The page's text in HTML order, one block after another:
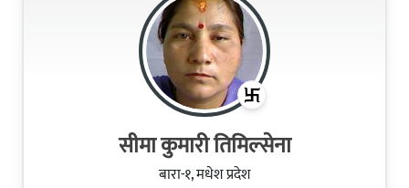
सीमा कुमारी तिमिल्सेना
बारा-१, मधेश प्रदेश